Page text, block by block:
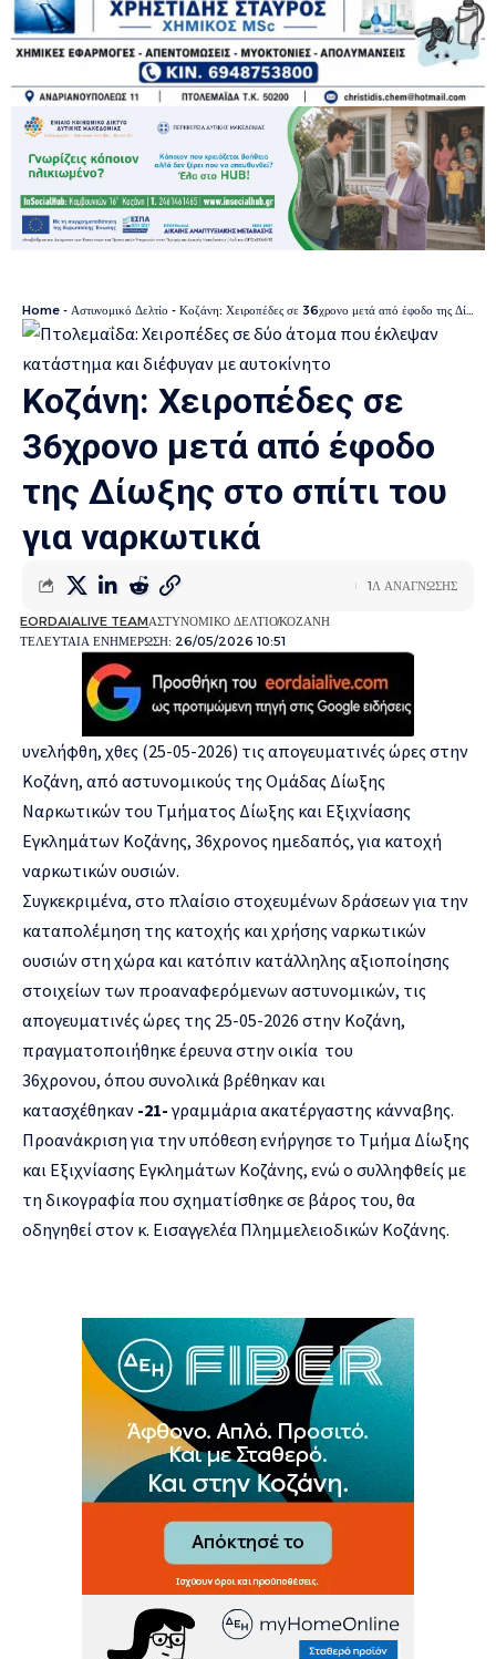
Home - Αστυνομικό Δελτίο - Κοζάνη: Χειροπέδες σε 36χρονο μετά από έφοδο της Δίωξης στο σπίτι του για ναρκωτικά
Κοζάνη: Χειροπέδες σε
36χρονο μετά από έφοδο
της Δίωξης στο σπίτι του
για ναρκωτικά
ΤΕΛΕΥΤΑΙΑ ΕΝΗΜΕΡΩΣΗ: 26/05/2026 10:51
EORDAIALIVE TEAMΑΣΤΥΝΟΜΙΚΟ ΔΕΛΤΙΟΚΟΖΑΝΗ
1Λ ΑΝΑΓΝΩΣΗΣ
υνελήφθη, χθες (25-05-2026) τις απογευματινές ώρες στην
Κοζάνη, από αστυνομικούς της Ομάδας Δίωξης
Ναρκωτικών του Τμήματος Δίωξης και Εξιχνίασης
Εγκλημάτων Κοζάνης, 36χρονος ημεδαπός, για κατοχή
ναρκωτικών ουσιών.
Συγκεκριμένα, στο πλαίσιο στοχευμένων δράσεων για την
καταπολέμηση της κατοχής και χρήσης ναρκωτικών
ουσιών στη χώρα και κατόπιν κατάλληλης αξιοποίησης
στοιχείων των προαναφερόμενων αστυνομικών, τις
απογευματινές ώρες της 25-05-2026 στην Κοζάνη,
πραγματοποιήθηκε έρευνα στην οικία του
36χρονου, όπου συνολικά βρέθηκαν και
κατασχέθηκαν -21-γραμμάρια ακατέργαστης κάνναβης.
Προανάκριση για την υπόθεση ενήργησε το Τμήμα Δίωξης
και Εξιχνίασης Εγκλημάτων Κοζάνης, ενώ ο συλληφθείς με
τη δικογραφία που σχηματίσθηκε σε βάρος του, θα
οδηγηθεί στον κ. Εισαγγελέα Πλημμελειοδικών Κοζάνης.